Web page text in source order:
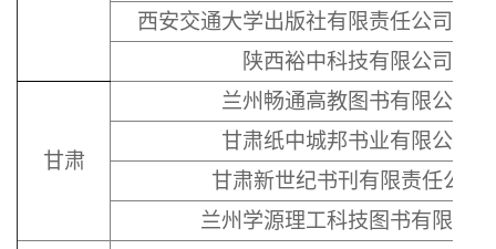
西安交通大学出版社有限责任公司读
陕西裕中科技有限公司
甘肃
兰州畅通高教图书有限公司
甘肃纸中城邦书业有限公司
甘肃新世纪书刊有限责任公司
兰州学源理工科技图书有限公司